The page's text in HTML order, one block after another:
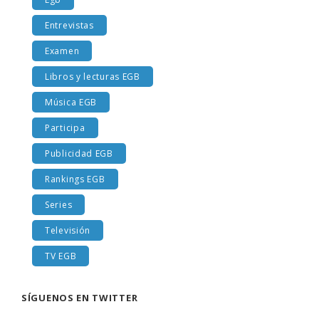
Egb
Entrevistas
Examen
Libros y lecturas EGB
Música EGB
Participa
Publicidad EGB
Rankings EGB
Series
Televisión
TV EGB
SÍGUENOS EN TWITTER